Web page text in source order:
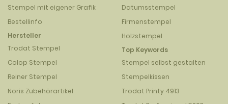
Stempel mit eigener Grafik
Bestellinfo
Hersteller
Trodat Stempel
Colop Stempel
Reiner Stempel
Noris Zubehörartikel
Datumsstempel
Firmenstempel
Holzstempel
Top Keywords
Stempel selbst gestalten
Stempelkissen
Trodat Printy 4913